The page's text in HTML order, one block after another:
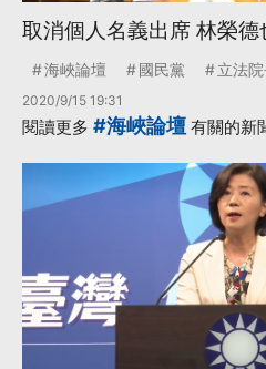
取消個人名義出席 林榮
海峽論壇 國民黨 立法
2020/9/15 19:31
閱讀更多 #海峽論壇 有關的新